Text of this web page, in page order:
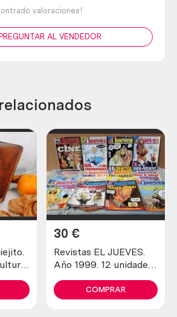
valoraciones!
PREGUNTAR AL VENDEDOR
Revistas EL JUEVES.
Año 1999. 12 unidades
30 €
COMPRAR